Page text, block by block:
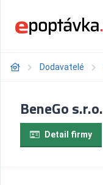
Dodavatelé
BeneGo s.r.o.
Detail firmy